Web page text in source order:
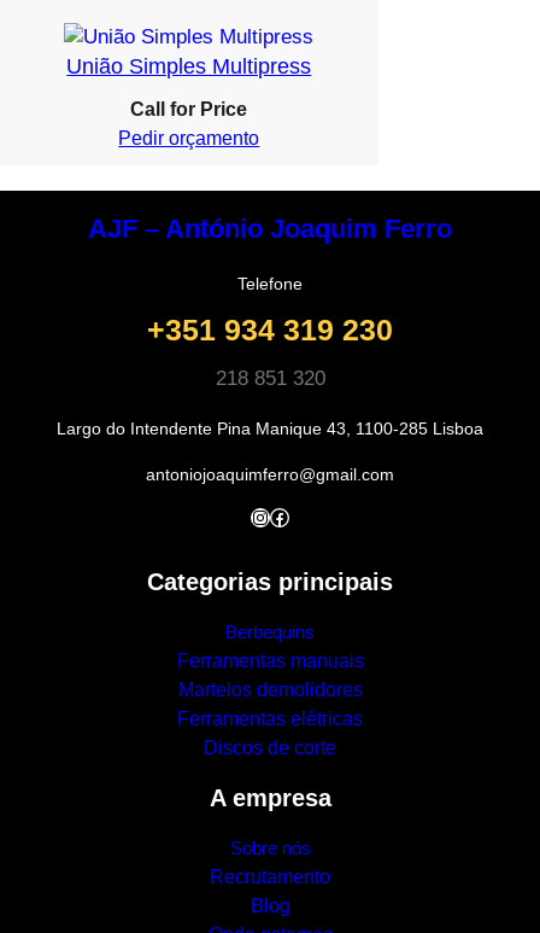
União Simples Multipress
Call for Price
Pedir orçamento
AJF – António Joaquim Ferro
Telefone
+351 934 319 230
218 851 320
Largo do Intendente Pina Manique 43, 1100-285 Lisboa
antoniojoaquimferro@gmail.com
InstagramFacebook
Categorias principais
Berbequins
Ferramentas manuais
Martelos demolidores
Ferramentas elétricas
Discos de corte
A empresa
Sobre nós
Recrutamento
Blog